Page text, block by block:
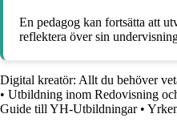
En pedagog kan fortsätta att
reflektera över sin
Digital kreatör: Allt du behöver
• Utbildning inom Redovisning
Guide till YH-Utbildningar•